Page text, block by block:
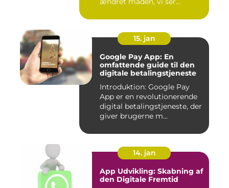
15. jan
Google Pay App: En
omfattende guide til den
digitale betalingstjeneste
Introduktion: Google Pay
App er en revolutionerende
digital betalingstjeneste, der
giver brugerne m...
14. jan
App Udvikling: Skabning af
den Digitale Fremtid